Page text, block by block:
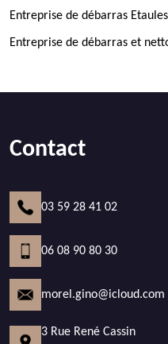
Entreprise de débarras Etaules
Entreprise de débarras et
Contact
03 59 28 41 02
06 08 90 80 30
morel.gino@icloud.com
3 Rue René Cassin